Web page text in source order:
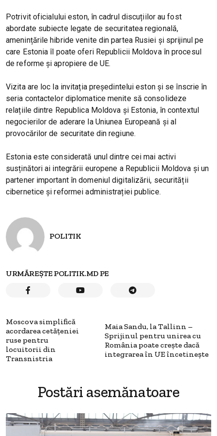
Potrivit oficialului eston, în cadrul discuțiilor au fost
abordate subiecte legate de securitatea regională,
amenințările hibride venite din partea Rusiei și sprijinul pe
care Estonia îl poate oferi Republicii Moldova în procesul
de reforme și apropiere de UE.
Vizita are loc la invitația președintelui eston și se înscrie în
seria contactelor diplomatice menite să consolideze
relațiile dintre Republica Moldova și Estonia, în contextul
negocierilor de aderare la Uniunea Europeană și al
provocărilor de securitate din regiune.
Estonia este considerată unul dintre cei mai activi
susținători ai integrării europene a Republicii Moldova și un
partener important în domeniul digitalizării, securității
cibernetice și reformei administrației publice.
POLITIK
URMĂREȘTE POLITIK.MD PE
Moscova simplifică
acordarea cetățeniei
ruse pentru
locuitorii din
Transnistria
Maia Sandu, la Tallinn –
Sprijinul pentru unirea cu
România poate crește dacă
integrarea în UE încetinește
Postări asemănatoare